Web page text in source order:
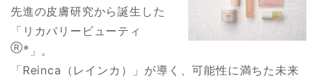
先進の皮膚研究から誕生した
「リカバリービューティ
Ⓡ※ 」。
「Reinca（レインカ）」が導く、可能性に満ちた未来